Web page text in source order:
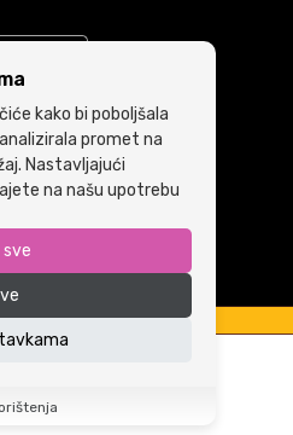
zadržana
kako bi poboljšala
promet na
Nastavljajući
na našu upotrebu